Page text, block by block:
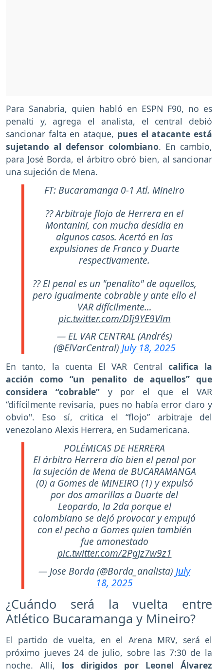
Para Sanabria, quien habló en ESPN F90, no es
penalti y, agrega el analista, el central debió
sancionar falta en ataque, pues el atacante está
sujetando al defensor colombiano. En cambio,
para José Borda, el árbitro obró bien, al sancionar
una sujeción de Mena.
FT: Bucaramanga 0-1 Atl. Mineiro
?? Arbitraje flojo de Herrera en el
Montanini, con mucha desidia en
algunos casos. Acertó en las
expulsiones de Franco y Duarte
respectivamente.
?? El penal es un "penalito" de aquellos,
pero igualmente cobrable y ante ello el
VAR difícilmente…
pic.twitter.com/DIj9YE9Vlm
— EL VAR CENTRAL (Andrés)
(@ElVarCentral) July 18, 2025
En tanto, la cuenta El VAR Central califica la
acción como “un penalito de aquellos” que
considera “cobrable” y por el que el VAR
“difícilmente revisaría, pues no había error claro y
obvio". Eso sí, critica el “flojo” arbitraje del
venezolano Alexis Herrera, en Sudamericana.
POLÉMICAS DE HERRERA
El árbitro Herrera dio bien el penal por
la sujeción de Mena de BUCARAMANGA
(0) a Gomes de MINEIRO (1) y expulsó
por dos amarillas a Duarte del
Leopardo, la 2da porque el
colombiano se dejó provocar y empujó
con el pecho a Gomes quien también
fue amonestado
pic.twitter.com/2PgJz7w9z1
— Jose Borda (@Borda_analista) July
18, 2025
¿Cuándo será la vuelta entre
Atlético Bucaramanga y Mineiro?
El partido de vuelta, en el Arena MRV, será el
próximo jueves 24 de julio, sobre las 7:30 de la
noche. Allí, los dirigidos por Leonel Álvarez